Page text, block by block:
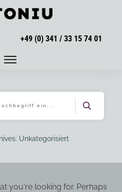
+49 (0) 341 / 33 15 74 01
Unkategorisiert
you're looking for. Perhaps